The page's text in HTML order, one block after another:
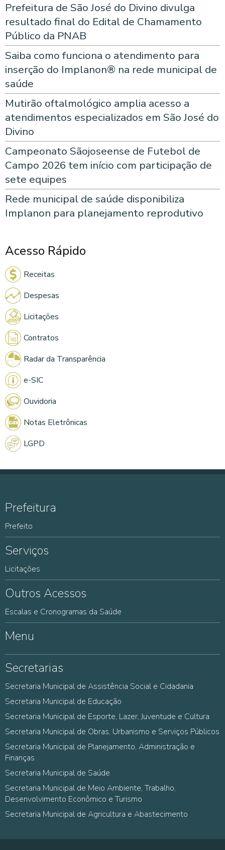
Prefeitura de São José do Divino divulga
resultado final do Edital de Chamamento
Público da PNAB
Saiba como funciona o atendimento para
inserção do Implanon® na rede municipal de
saúde
Mutirão oftalmológico amplia acesso a
atendimentos especializados em São José do
Divino
Campeonato Sãojoseense de Futebol de
Campo 2026 tem início com participação de
sete equipes
Rede municipal de saúde disponibiliza
Implanon para planejamento reprodutivo
Acesso Rápido
Receitas
Despesas
Licitações
Contratos
Radar da Transparência
e-SIC
Ouvidoria
Notas Eletrônicas
LGPD
Prefeitura
Prefeito
Serviços
Licitações
Outros Acessos
Escalas e Cronogramas da Saúde
Menu
Secretarias
Secretaria Municipal de Assistência Social e Cidadania
Secretaria Municipal de Educação
Secretaria Municipal de Esporte, Lazer, Juventude e Cultura
Secretaria Municipal de Obras, Urbanismo e Serviços Públicos
Secretaria Municipal de Planejamento, Administração e
Finanças
Secretaria Municipal de Saúde
Secretaria Municipal de Meio Ambiente, Trabalho,
Desenvolvimento Econômico e Turismo
Secretaria Municipal de Agricultura e Abastecimento